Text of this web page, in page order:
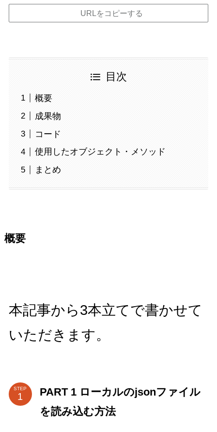
URLをコピーする
目次
概要
成果物
コード
使用したオブジェクト・メソッド
まとめ
概要
本記事から3本立てで書かせて
いただきます。
STEP
PART 1 ローカルのjsonファイル
を読み込む方法